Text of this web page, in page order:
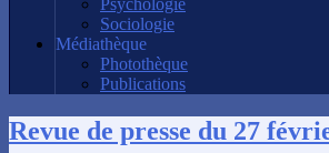
Sociologie
Médiathèque
Photothèque
Publications
Revue de presse du 27